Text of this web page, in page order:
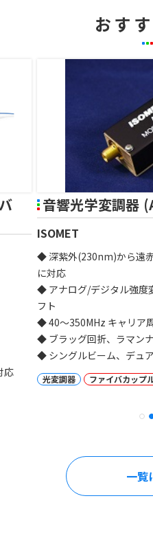
おす
応
音響光学変調器
ISOMET
◆ 深紫外(230nm)から遠
に対応
◆ アナログ/デジタル強度
フト
◆ 40～350MHz キャリア
◆ ブラッグ回折、ラマン
◆ シングルビーム、デュ
光変調器 ファイバカップ
一覧